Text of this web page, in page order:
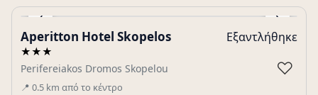
‹ ›
Gallery
Aperitton Hotel Skopelos
★★★
Perifereiakos Dromos Skopelou
📍 0.5 km από το κέντρο
Εξαντλήθηκε
♡